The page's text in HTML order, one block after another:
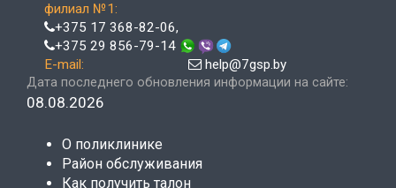
филиал №1:
+375 17 368-82-06,
+375 29 856-79-14
E-mail:
help@7gsp.by
Дата последнего обновления информации на сайте:
08.08.2026
О поликлинике
Район обслуживания
Как получить талон